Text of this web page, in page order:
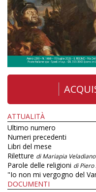
ATTUALITÀ
Ultimo numero
Numeri precedenti
Libri del mese
Riletture di Mariapia Veladiano
Parole delle religioni di Piero
"Io non mi vergogno del
DOCUMENTI